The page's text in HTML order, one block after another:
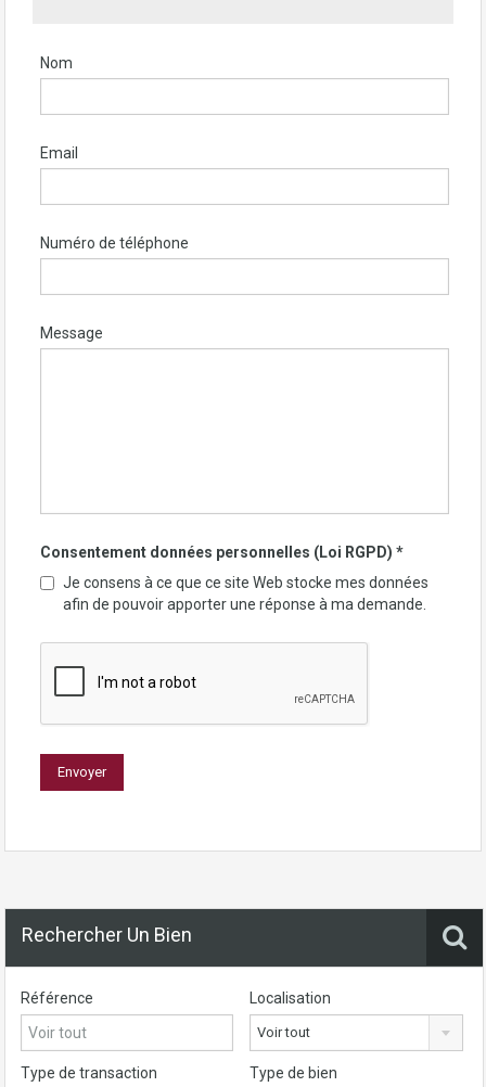
Nom
Email
Numéro de téléphone
Message
Consentement données personnelles (Loi RGPD) *
Je consens à ce que ce site Web stocke mes données
afin de pouvoir apporter une réponse à ma demande.
Rechercher Un Bien
Référence Localisation
Voir tout
Type de transaction Type de bien